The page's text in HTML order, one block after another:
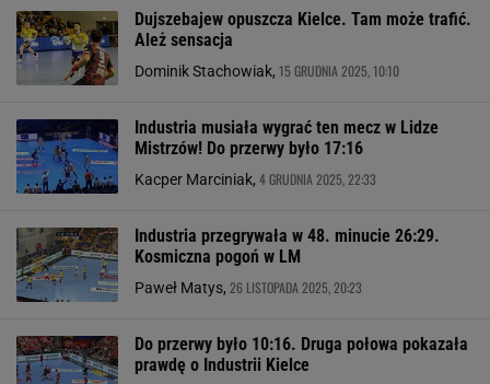
Dujszebajew opuszcza Kielce. Tam może trafić.
Ależ sensacja
Dominik Stachowiak, 15 GRUDNIA 2025, 10:10
Industria musiała wygrać ten mecz w Lidze
Mistrzów! Do przerwy było 17:16
Kacper Marciniak, 4 GRUDNIA 2025, 22:33
Industria przegrywała w 48. minucie 26:29.
Kosmiczna pogoń w LM
Paweł Matys, 26 LISTOPADA 2025, 20:23
Do przerwy było 10:16. Druga połowa pokazała
prawdę o Industrii Kielce